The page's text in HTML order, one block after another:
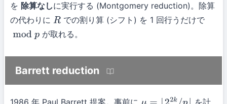
を 除算なしに実行する (Montgomery reduction)。除算
の代わりに R での割り算 (シフト) を 1 回行うだけで
modp が取れる。
Barrett reduction